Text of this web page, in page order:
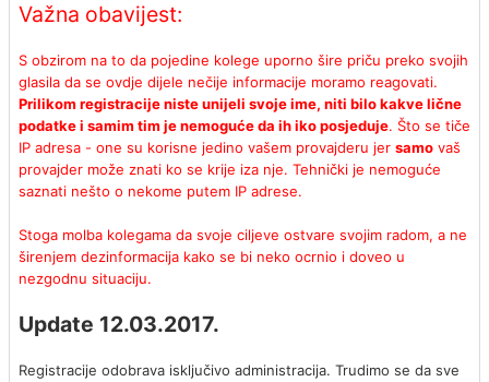
Važna obavijest:
S obzirom na to da pojedine kolege uporno šire priču preko svojih
glasila da se ovdje dijele nečije informacije moramo reagovati.
Prilikom registracije niste unijeli svoje ime, niti bilo kakve lične
podatke i samim tim je nemoguće da ih iko posjeduje. Što se tiče
IP adresa - one su korisne jedino vašem provajderu jer samo vaš
provajder može znati ko se krije iza nje. Tehnički je nemoguće
saznati nešto o nekome putem IP adrese.
Stoga molba kolegama da svoje ciljeve ostvare svojim radom, a ne
širenjem dezinformacija kako se bi neko ocrnio i doveo u
nezgodnu situaciju.
Update 12.03.2017.
Registracije odobrava isključivo administracija. Trudimo se da sve